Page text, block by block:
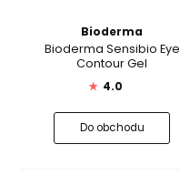
Bioderma
Bioderma Sensibio Eye
Contour Gel
★ 4.0
Do obchodu